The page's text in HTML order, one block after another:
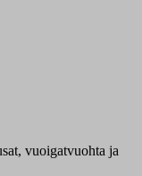
vuoigatvuohta ja